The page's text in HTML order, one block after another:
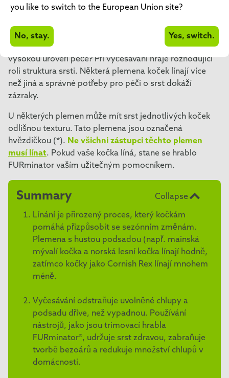
Kočky jsou elegantní domácí mazlíčci, ale každý, kdo
oblečení a kobercích. Existují ale opravdu kočky, které
téměř nelínají? A která plemena vyžadují obzvlášť
vysokou úroveň péče? Při vyčesávání hraje rozhodující
roli struktura srsti. Některá plemena koček línají více
než jiná a správné potřeby pro péči o srst dokáží
zázraky.
U některých plemen může mít srst jednotlivých koček
odlišnou texturu. Tato plemena jsou označená
hvězdičkou (*). Ne všichni zástupci těchto plemen
musí línat. Pokud vaše kočka líná, stane se hrablo
FURminator vaším užitečným pomocníkem.
Summary Collapse
Línání je přirozený proces, který kočkám
pomáhá přizpůsobit se sezónním změnám.
Plemena s hustou podsadou (např. mainská
mývalí kočka a norská lesní kočka línají hodně,
zatímco kočky jako Cornish Rex línají mnohem
méně.
Vyčesávání odstraňuje uvolněné chlupy a
podsadu dříve, než vypadnou. Používání
nástrojů, jako jsou trimovací hrabla
FURminator®, udržuje srst zdravou, zabraňuje
tvorbě bezoárů a redukuje množství chlupů v
domácnosti.
you like to switch to the European Union site?
No, stay. Yes, switch.